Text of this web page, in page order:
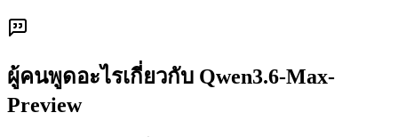
ผู้คนพูดอะไรเกี่ยวกับ Qwen3.6-Max-
Preview